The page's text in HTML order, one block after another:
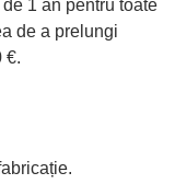
1 an pentru toate
de a prelungi
€.